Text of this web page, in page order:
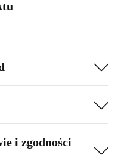
i zgodności